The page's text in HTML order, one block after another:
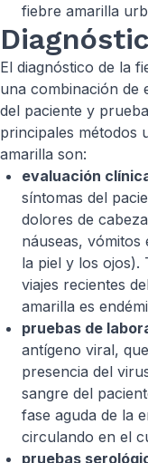
fiebre amarilla
El diagnóstico de la
una combinación de
del paciente y
principales métodos
amarilla son:
evaluación
síntomas del
dolores de
náuseas, vómitos
la piel y los ojos).
viajes recientes
amarilla es
pruebas de
antígeno viral,
presencia del
sangre del
fase aguda de la
circulando en el
pruebas